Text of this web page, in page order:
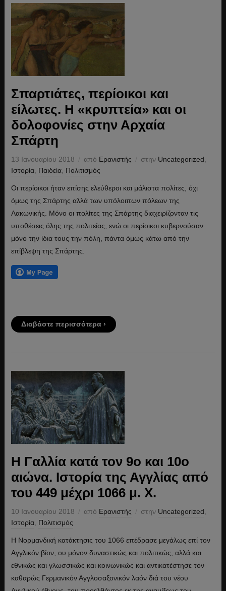
Σπαρτιάτες, περίοικοι και
είλωτες. Η «κρυπτεία» και οι
δολοφονίες στην Αρχαία
Σπάρτη
13 Ιανουαρίου 2018 από Ερανιστής στην Uncategorized
Ιστορία, Παιδεία, Πολιτισμός
Οι περίοικοι ήταν επίσης ελεύθεροι και μάλιστα πολίτες, όχι
όμως της Σπάρτης αλλά των υπόλοιπων πόλεων της
Λακωνικής. Μόνο οι πολίτες της Σπάρτης διαχειρίζονταν τις
υποθέσεις όλης της πολιτείας, ενώ οι περίοικοι κυβερνούσαν
μόνο την ίδια τους την πόλη, πάντα όμως κάτω από την
επίβλεψη της Σπάρτης.
Διαβάστε περισσότερα ›
Η Γαλλία κατά τον 9ο και 10ο
αιώνα. Ιστορία της Αγγλίας από
του 449 μέχρι 1066 μ. Χ.
10 Ιανουαρίου 2018 από Ερανιστής στην Uncategorized
Ιστορία, Πολιτισμός
Η Νορμανδική κατάκτησις του 1066 επέδρασε μεγάλως επί τον
Αγγλικόν βίον, ου μόνον δυναστικώς και πολιτικώς, αλλά και
εθνικώς και γλωσσικώς και κοινωνικώς και αντικατέστησε τον
καθαρώς Γερμανικόν Αγγλοσαξονικόν λαόν διά του νέου